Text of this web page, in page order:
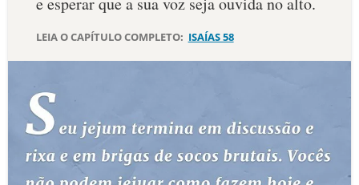
DEVOCIONAL DIÁRIO
ESTUDOS BÍBLICOS
ESBOÇOS DE PREGAÇÃO
LEIA O CAPÍTULO COMPLETO: ISAÍAS 58